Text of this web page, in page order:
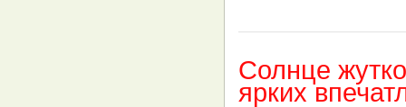
Солнце
ярких